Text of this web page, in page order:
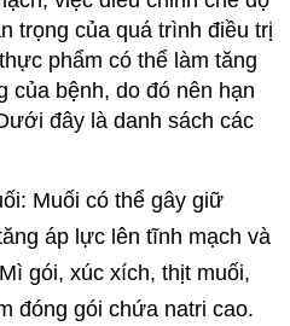
trọng của quá trình điều trị
phẩm có thể làm tăng
của bệnh, do đó nên hạn
đây là danh sách các
Muối có thể gây giữ
áp lực lên tĩnh mạch và
gói, xúc xích, thịt muối,
đóng gói chứa natri cao.